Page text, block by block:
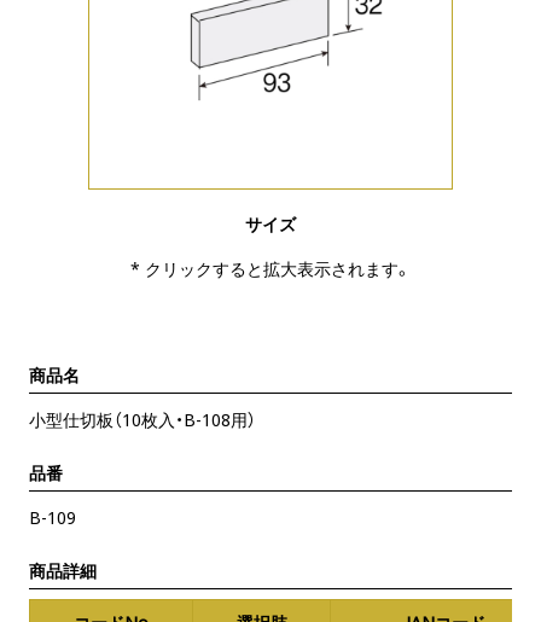
サイズ
* クリックすると拡大表示されます。
商品名
小型仕切板（10枚入・B-108用）
品番
B-109
商品詳細